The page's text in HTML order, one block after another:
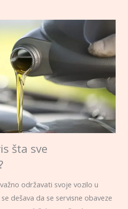
šta sve
održavati svoje vozilo u
dešava da se servisne obaveze